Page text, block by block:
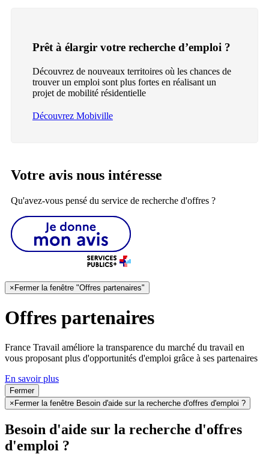
Prêt à élargir votre recherche d’emploi ?
Découvrez de nouveaux territoires où les chances de
trouver un emploi sont plus fortes en réalisant un
projet de mobilité résidentielle
Découvrez Mobiville
Votre avis nous intéresse
Qu'avez-vous pensé du service de recherche d'offres ?
× Fermer la fenêtre "Offres partenaires"
Offres partenaires
France Travail améliore la transparence du marché du travail en
vous proposant plus d'opportunités d'emploi grâce à ses partenaires
En savoir plus
Fermer
×Fermer la fenêtre Besoin d'aide sur la recherche d'offres d'emploi ?
Besoin d'aide sur la recherche d'offres
d'emploi ?